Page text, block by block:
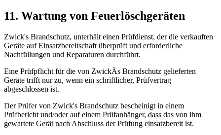
11. Wartung von Feuerlöschgeräten
Zwick's Brandschutz, unterhält einen Prüfdienst, der die verkauften
Geräte auf Einsatzbereitschaft überprüft und erforderliche
Nachfüllungen und Reparaturen durchführt.
Eine Prüfpflicht für die von ZwickÄs Brandschutz gelieferten
Geräte trifft nur zu, wenn ein schriftlicher, Prüfvertrag
abgeschlossen ist.
Der Prüfer von Zwick's Brandschutz bescheinigt in einem
Prüfbericht und/oder auf einem Prüfanhänger, dass das von ihm
gewartete Gerät nach Abschluss der Prüfung einsatzbereit ist.